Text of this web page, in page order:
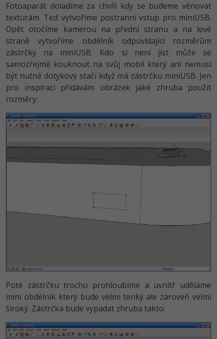
Fotoaparát doladíme za chvíli kdy se budeme věnovat
texturám. Teď vytvoříme postranní vstup pro miniUSB.
Opět otočíme kamerou na přední stranu a na levé
straně vytvoříme obdélník odpovídající rozměrům
zástrčky na miniUSB. Kdo si není jist může se
samozřejmě kouknout na svůj mobil který ani nemusí
být nutně dotykový stačí když má zástrčku miniUSB. Jen
pro inspiraci přidávám obrázek jaké zhruba použít
rozměry:
Poté zástrčku trochu prohloubíme a uvnitř uděláme
mini obdélník který bude velmi tenký ale zároveň velmi
široký. Zástrčka bude vypadat zhruba takto: